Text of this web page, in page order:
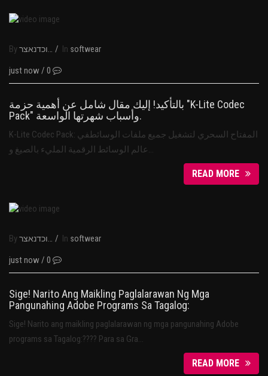
By / In softwear
just now / 0
بالتأكيد! إليك مقال شامل عن أهمية حزمة "K-Lite Codec
Pack" وأسباب شهرتها الواسعة.
K-Lite Codec Pack: المفتاح السحري لتشغيل جميع ملفات الوسائطفي
عالم الوسائط الرقمية المليء بالصيغ و…
READ MORE
By / In softwear
just now / 0
Sige! Narito Ang Maikling Paglalarawan Ng Mga
Pangunahing Adobe Programs Sa Tagalog:
Sige! Narito ang maikling paglalarawan ng mga pangunahing Adobe
programs sa Tagalog:???? Para sa Gra…
READ MORE